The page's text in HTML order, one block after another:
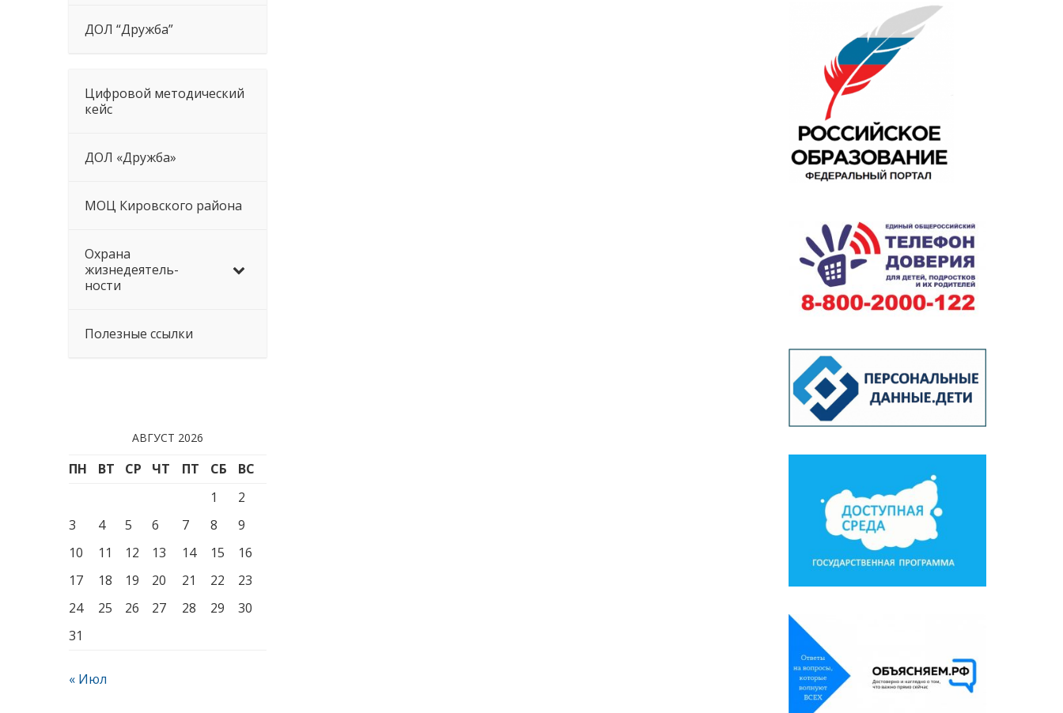
ДОЛ “Дружба”
Цифровой методический
кейс
ДОЛ «Дружба»
МОЦ Кировского района
Охрана
жизнедеятель-
ности
Полезные ссылки
АВГУСТ 2026
ПН ВТ СР ЧТ ПТ СБ
ВС
1
2
3
4 5 6 7 8
9
10
11 12 13 14 15
16
17
18 19 20 21 22
23
24
25 26 27 28 29
30
31
« Июл